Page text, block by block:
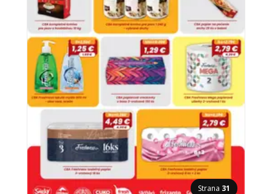
Strana 31